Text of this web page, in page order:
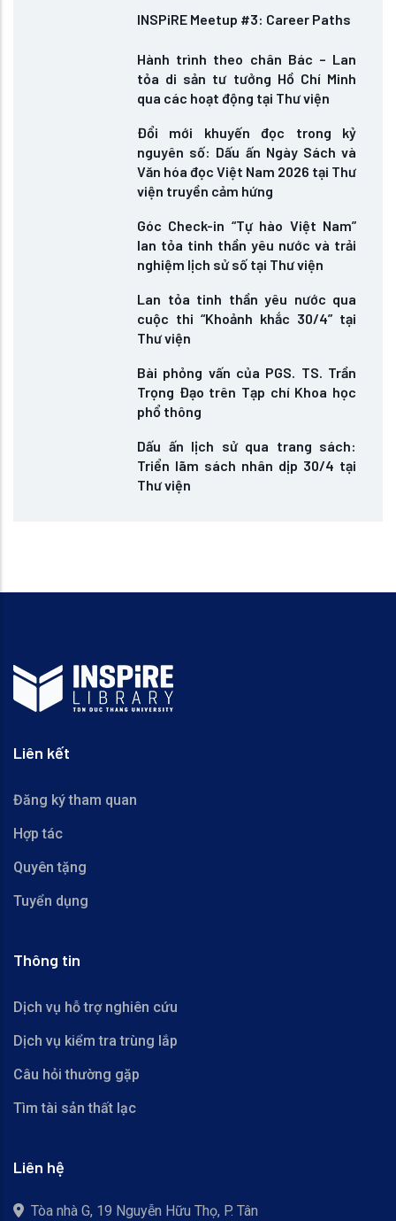
INSPiRE Meetup #3: Career Paths
Hành trình theo chân Bác – Lan
tỏa di sản tư tưởng Hồ Chí Minh
qua các hoạt động tại Thư viện
Đổi mới khuyến đọc trong kỷ
nguyên số: Dấu ấn Ngày Sách và
Văn hóa đọc Việt Nam 2026 tại Thư
viện truyền cảm hứng
Góc Check-in “Tự hào Việt Nam”
lan tỏa tinh thần yêu nước và trải
nghiệm lịch sử số tại Thư viện
Lan tỏa tinh thần yêu nước qua
cuộc thi “Khoảnh khắc 30/4” tại
Thư viện
Bài phỏng vấn của PGS. TS. Trần
Trọng Đạo trên Tạp chí Khoa học
phổ thông
Dấu ấn lịch sử qua trang sách:
Triển lãm sách nhân dịp 30/4 tại
Thư viện
Liên kết
Đăng ký tham quan
Hợp tác
Quyên tặng
Tuyển dụng
Thông tin
Dịch vụ hỗ trợ nghiên cứu
Dịch vụ kiểm tra trùng lắp
Câu hỏi thường gặp
Tìm tài sản thất lạc
Liên hệ
Tòa nhà G, 19 Nguyễn Hữu Thọ, P. Tân